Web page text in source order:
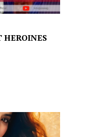
HEROINES